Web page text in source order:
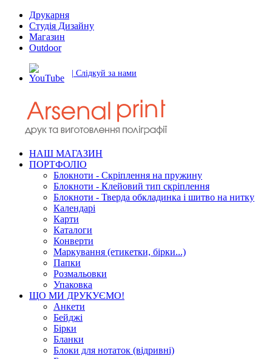
Друкарня
Студія Дизайну
Магазин
Outdoor
| Слідкуй за нами
НАШ МАГАЗИН
ПОРТФОЛІО
Блокноти - Скріплення на пружину
Блокноти - Клейовий тип скріплення
Блокноти - Тверда обкладинка і шитво на нитку
Календарі
Карти
Каталоги
Конверти
Маркування (етикетки, бірки...)
Папки
Розмальовки
Упаковка
ЩО МИ ДРУКУЄМО!
Анкети
Бейджі
Бірки
Бланки
Блоки для нотаток (відривні)